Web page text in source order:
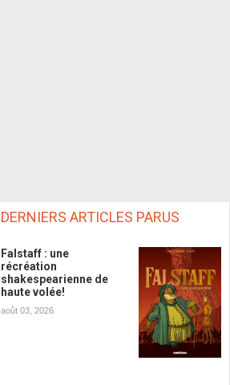
DERNIERS ARTICLES PARUS
Falstaff : une
récréation
shakespearienne de
haute volée!
août 03, 2026